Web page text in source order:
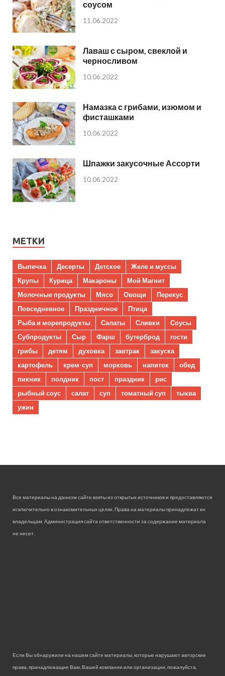
соусом
11.06.2022
Лаваш с сыром, свеклой и
черносливом
10.06.2022
Намазка с грибами, изюмом и
фисташками
10.06.2022
Шпажки закусочные Ассорти
10.06.2022
МЕТКИ
Выпечка Десерты Детское
Желе и муссы
Крупы
Курица Макароны
Мой Магнит
Молочные продукты
Мясо Овощи
Перекус
Повседневное
Праздничное
Птица
Рыба и морепродукты
Салаты Сливки
Соусы
Субпродукты
Сыр Фарш бутерброд
гости
грибы
детям духовка завтрак
закуска
картофель
крем-суп морковь напиток
обед
пикник
полдник пост праздник
рис
рыбный соус
салат суп томатный суп
тыква
ужин
Все материалы на данном сайте взяты из открытых источников и предоставляются
исключительно в ознакомительных целях. Права на материалы принадлежат их
владельцам. Администрация сайта ответственности за содержание материала
не несет.
Если Вы обнаружили на нашем сайте материалы, которые нарушают авторские
права, принадлежащие Вам, Вашей компании или организации, пожалуйста,